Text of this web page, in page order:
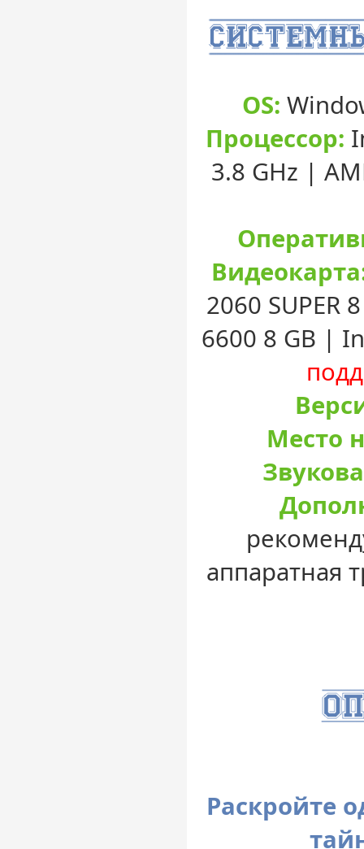
OS:
Процессор:
3.8 GHz |
2060 SUPER
6600 8 GB |
Место
аппаратная
Раскройте